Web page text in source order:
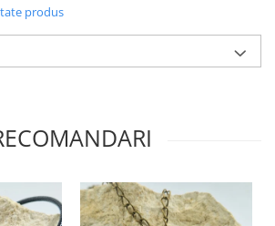
sandiș
de
produs